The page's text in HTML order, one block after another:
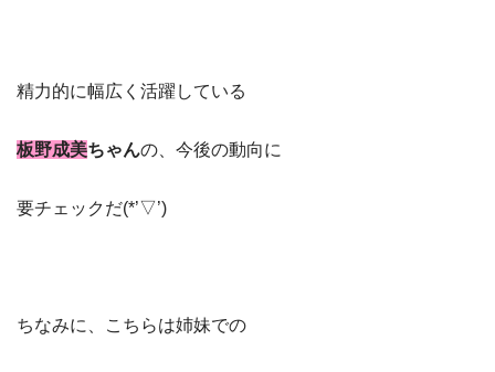
精力的に幅広く活躍している
板野成美ちゃんの、今後の動向に
要チェックだ(*’▽’)
ちなみに、こちらは姉妹での